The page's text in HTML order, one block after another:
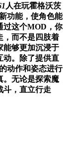
人在玩霍格沃茨
功能，使角色能
过这个MOD，你
，而不是四肢着
能够更加沉浸于
动。除了提供直
动作和姿态进行
。无论是探索魔
斗，直立行走